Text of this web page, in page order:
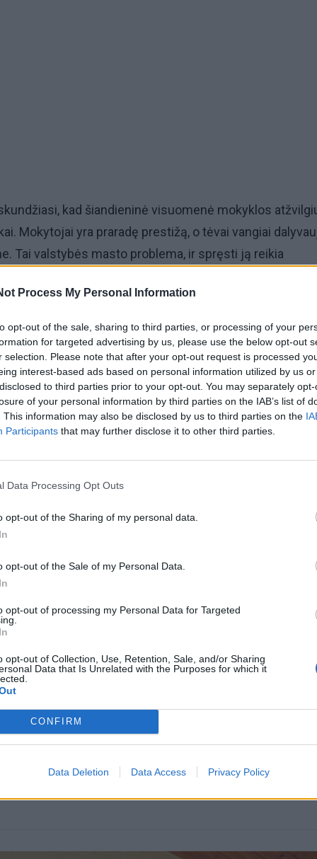
Process My Personal Information
opt-out of the sale, sharing to third parties, or processing of your
for targeted advertising by us, please use the below opt-out
selection. Please note that after your opt-out request is processed
interest-based ads based on personal information utilized by us
to third parties prior to your opt-out. You may separately
of your personal information by third parties on the IAB’s list of
This information may also be disclosed by us to third parties on the
Participants that may further disclose it to other third parties.
Data Processing Opt Outs
opt-out of the Sharing of my personal data.
opt-out of the Sale of my Personal Data.
opt-out of processing my Personal Data for Targeted
opt-out of Collection, Use, Retention, Sale, and/or Sharing
Data that Is Unrelated with the Purposes for which it
CONFIRM
Data Deletion Data Access Privacy Policy
kad šiandieninė visuomenė mokyklos
Mokytojai yra praradę prestižą, o tėvai vangiai
Tai valstybės masto problema, ir spręsti ją reikia
dvejus metus - priėmus demokratišką ir pažangią
tvarką. Deja, šiuo metu ji keičiama, ir keičiama už
ir nediskutuojant su socialiniais partneriais. "Tai
nei su demokratija, nei su švietimo sistemos
mokinių tėvų institucijos atstovai.
Aiškiaregės pranašystė: numatė katastrofišką karo
pabaigą Ukrainoje
Plaukai mažiau riebaluosis: į šampūną tereikia įberti